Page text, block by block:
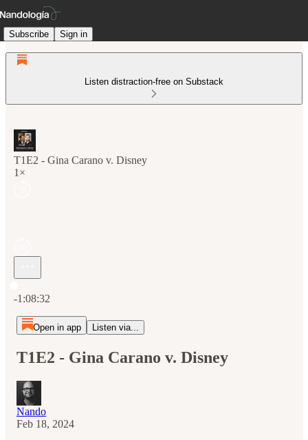
Subscribe Sign in
Listen distraction-free on Substack
T1E2 - Gina Carano v. Disney
1×
-1:08:32
Open in app Listen via...
T1E2 - Gina Carano v. Disney
Nando
Feb 18, 2024